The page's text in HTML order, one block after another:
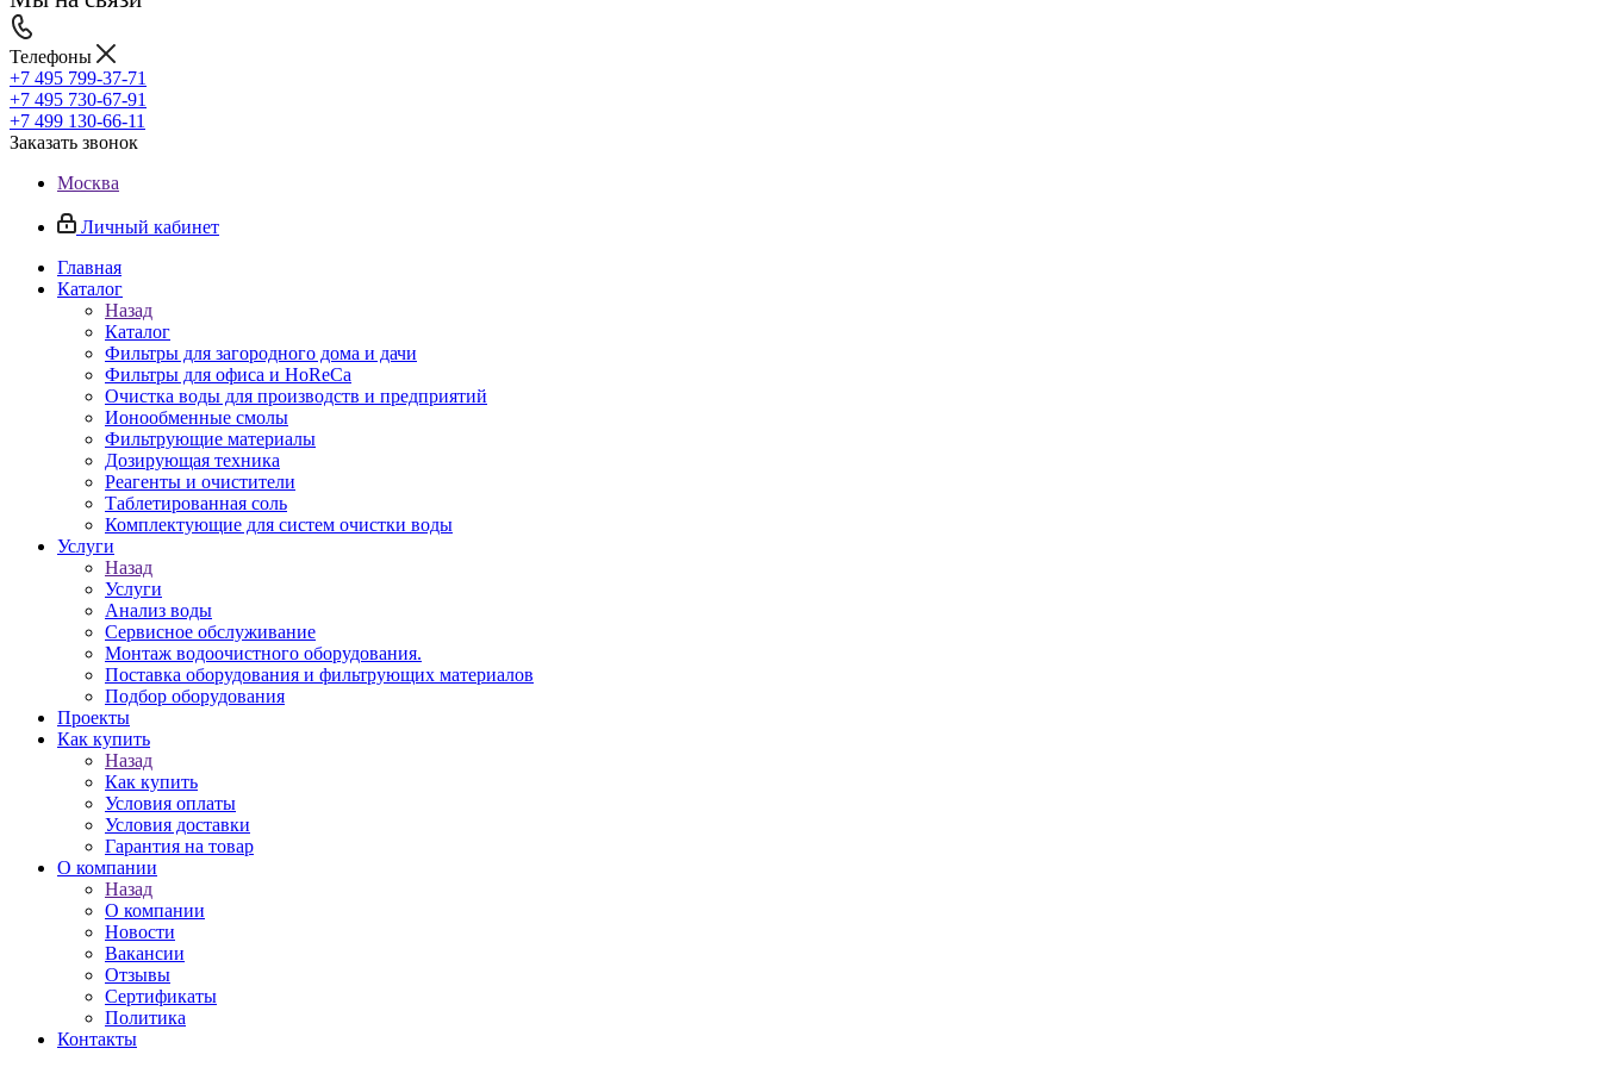
Телефоны
+7 495 799-37-71
+7 495 730-67-91
+7 499 130-66-11
Заказать звонок
Москва
Личный кабинет
Главная
Каталог
Назад
Каталог
Фильтры для загородного дома и дачи
Фильтры для офиса и HoReCa
Очистка воды для производств и предприятий
Ионообменные смолы
Фильтрующие материалы
Дозирующая техника
Реагенты и очистители
Таблетированная соль
Комплектующие для систем очистки воды
Услуги
Назад
Услуги
Анализ воды
Сервисное обслуживание
Монтаж водоочистного оборудования.
Поставка оборудования и фильтрующих материалов
Подбор оборудования
Проекты
Как купить
Назад
Как купить
Условия оплаты
Условия доставки
Гарантия на товар
О компании
Назад
О компании
Новости
Вакансии
Отзывы
Сертификаты
Политика
Контакты